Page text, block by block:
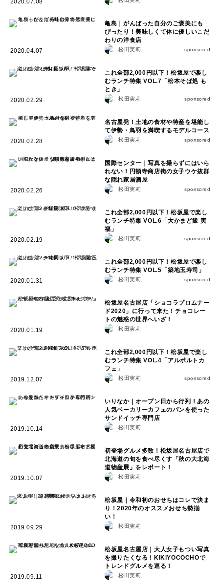
2020.07.08
2020.04.07
亀島｜がんばった自分のご褒美にも
ぴったり！美味しくて体に優しいこだ
わりの洋食店
松田実莉 sponsored
2020.02.29
これ全部2,000円以下！松坂屋で楽し
むランチ特集 VOL.7「松本そば処 も
とき」
松田実莉 sponsored
2020.02.28
名古屋発！土地の食材や特産を堪能し
て伊勢・鳥羽を満喫するモデルコース
松田実莉 sponsored
2020.02.26
国際センター｜写真を撮らずにはいら
れない！円頓寺商店街の女子ウケ抜群
な隠れ家居酒屋
松田実莉 sponsored
2020.02.19
これ全部2,000円以下！松坂屋で楽し
むランチ特集 VOL.6「大かまど飯 寅
福」
松田実莉 sponsored
2020.01.31
これ全部2,000円以下！松坂屋で楽し
むランチ特集 VOL.5「築地玉寿司」
松田実莉 sponsored
2020.01.19
松坂屋名古屋店「ショコラプロムナー
ド2020」に行って来た！チョコレー
トの魅惑の世界へいざ！
松田実莉
2019.12.07
これ全部2,000円以下！松坂屋で楽し
むランチ特集 VOL.4「アルポルトカ
フェ」
松田実莉 sponsored
2019.10.14
いりなか｜オープン日から行列！あの
人気ベーカリーカフェのパンを使った
サンドイッチ専門店
松田実莉
2019.10.07
初登場グルメ多数！松坂屋名古屋店で
北海道の旬を食べ尽くす「秋の大北海
道物産展」をレポート！
松田実莉
2019.09.29
松坂屋｜令和初のおせちはコレで決ま
り！2020年のオススメおせち勢揃
い！
松田実莉
2019.09.11
松坂屋名古屋店｜大人女子もつい写真
を撮りたくなる！KiKiYOCOCHOで
トレンドグルメを巡る！
松田実莉